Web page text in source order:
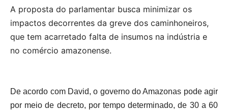
A proposta do parlamentar busca minimizar os
impactos decorrentes da greve dos caminhoneiros,
que tem acarretado falta de insumos na indústria e
no comércio amazonense.
De acordo com David, o governo do Amazonas pode agir
por meio de decreto, por tempo determinado, de 30 a 60